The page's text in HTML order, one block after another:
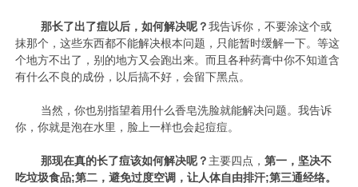
那长了出了痘以后，如何解决呢？我告诉你，不要涂这个或
抹那个，这些东西都不能解决根本问题，只能暂时缓解一下。等这
个地方不出了，别的地方又会跑出来。而且各种药膏中你不知道含
有什么不良的成份，以后搞不好，会留下黑点。
当然，你也别指望着用什么香皂洗脸就能解决问题。我告诉
你，你就是泡在水里，脸上一样也会起痘痘。
那现在真的长了痘该如何解决呢？ 主要四点，第一，坚决不
吃垃圾食品;第二，避免过度空调，让人体自由排汗;第三通经络。